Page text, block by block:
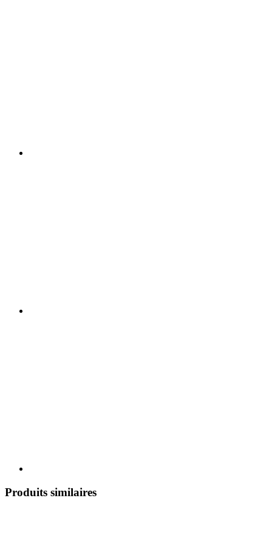
Produits similaires